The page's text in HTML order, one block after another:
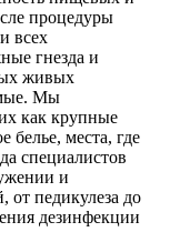
процедуры
всех
гнезда и
живых
Мы
как крупные
места, где
специалистов
и
педикулеза до
дезинфекции